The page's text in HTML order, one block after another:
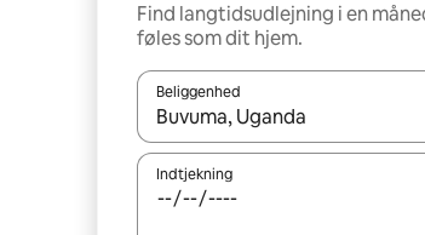
Find langtidsudlejning i en
føles som dit hjem.
Beliggenhed
Når resultaterne er tilgængelige,
Indtjekning